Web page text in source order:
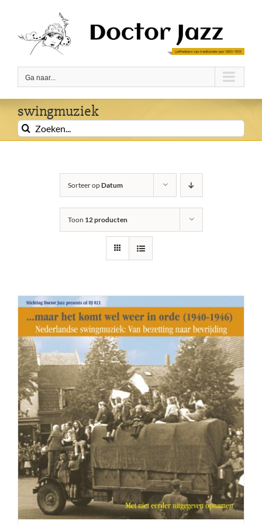
inhoud
Ga naar...
swingmuziek
Zoeken
naar:
Sorteer opDatum
Toon 12 producten